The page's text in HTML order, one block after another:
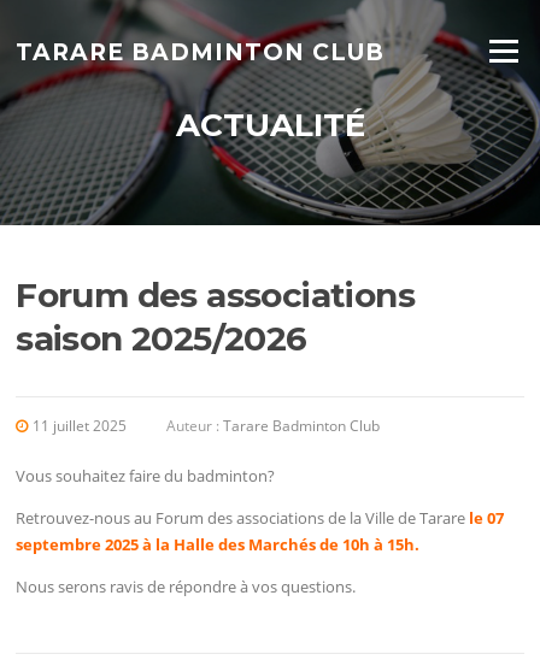
Aller au contenu
TARARE BADMINTON CLUB Menu
ACTUALITÉ
Forum des associations
saison 2025/2026
11 juillet 2025 Auteur :Tarare Badminton Club
Vous souhaitez faire du badminton?
Retrouvez-nous au Forum des associations de la Ville de Tarare le 07
septembre 2025 à la Halle des Marchés de 10h à 15h.
Nous serons ravis de répondre à vos questions.